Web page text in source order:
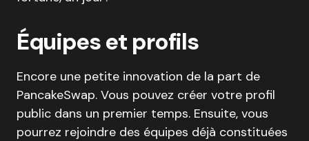
Équipes et profils
Encore une petite innovation de la part de
PancakeSwap. Vous pouvez créer votre profil
public dans un premier temps. Ensuite, vous
pourrez rejoindre des équipes déjà constituées